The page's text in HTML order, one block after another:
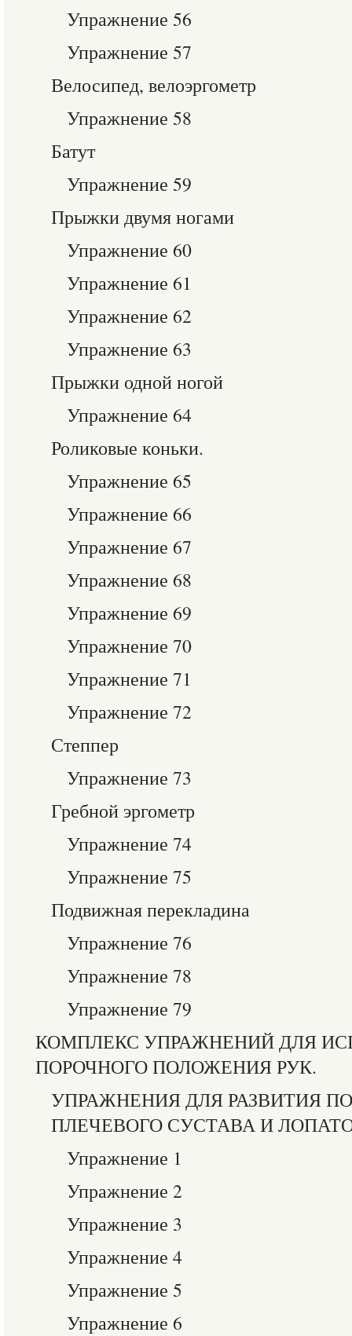
Упражнение 56
Упражнение 57
Велосипед, велоэргометр
Упражнение 58
Батут
Упражнение 59
Прыжки двумя ногами
Упражнение 60
Упражнение 61
Упражнение 62
Упражнение 63
Прыжки одной ногой
Упражнение 64
Роликовые коньки.
Упражнение 65
Упражнение 66
Упражнение 67
Упражнение 68
Упражнение 69
Упражнение 70
Упражнение 71
Упражнение 72
Степпер
Упражнение 73
Гребной эргометр
Упражнение 74
Упражнение 75
Подвижная перекладина
Упражнение 76
Упражнение 78
Упражнение 79
КОМПЛЕКС УПРАЖНЕНИЙ ДЛЯ
ПОРОЧНОГО ПОЛОЖЕНИЯ РУК.
УПРАЖНЕНИЯ ДЛЯ РАЗВИТИЯ
ПЛЕЧЕВОГО СУСТАВА И
Упражнение 1
Упражнение 2
Упражнение 3
Упражнение 4
Упражнение 5
Упражнение 6